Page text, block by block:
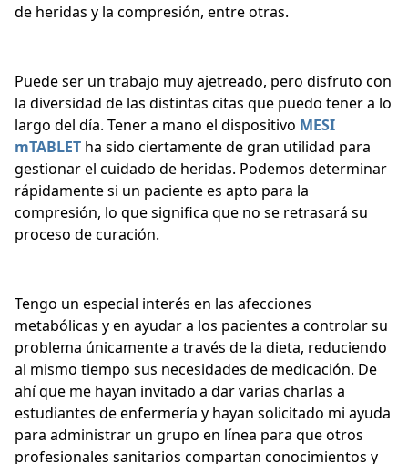
de heridas y la compresión, entre otras.
Puede ser un trabajo muy ajetreado, pero disfruto con
la diversidad de las distintas citas que puedo tener a lo
largo del día. Tener a mano el dispositivo MESI
mTABLET ha sido ciertamente de gran utilidad para
gestionar el cuidado de heridas. Podemos determinar
rápidamente si un paciente es apto para la
compresión, lo que significa que no se retrasará su
proceso de curación.
Tengo un especial interés en las afecciones
metabólicas y en ayudar a los pacientes a controlar su
problema únicamente a través de la dieta, reduciendo
al mismo tiempo sus necesidades de medicación. De
ahí que me hayan invitado a dar varias charlas a
estudiantes de enfermería y hayan solicitado mi ayuda
para administrar un grupo en línea para que otros
profesionales sanitarios compartan conocimientos y